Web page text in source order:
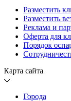
Разместить
Разместить
Реклама и
Оферта для
Порядок
Карта сайта
Города